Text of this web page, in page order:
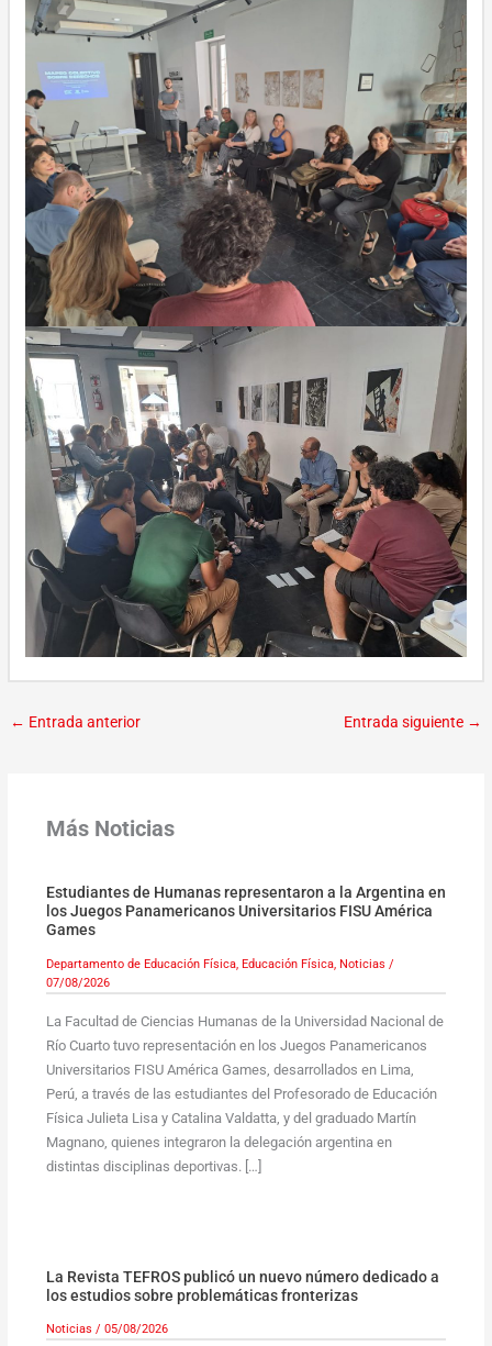
← Entrada anterior Entrada siguiente →
Más Noticias
Estudiantes de Humanas representaron a la Argentina en
los Juegos Panamericanos Universitarios FISU América
Games
Departamento de Educación Física, Educación Física, Noticias /
07/08/2026
La Facultad de Ciencias Humanas de la Universidad Nacional de
Río Cuarto tuvo representación en los Juegos Panamericanos
Universitarios FISU América Games, desarrollados en Lima,
Perú, a través de las estudiantes del Profesorado de Educación
Física Julieta Lisa y Catalina Valdatta, y del graduado Martín
Magnano, quienes integraron la delegación argentina en
distintas disciplinas deportivas. […]
La Revista TEFROS publicó un nuevo número dedicado a
los estudios sobre problemáticas fronterizas
Noticias / 05/08/2026